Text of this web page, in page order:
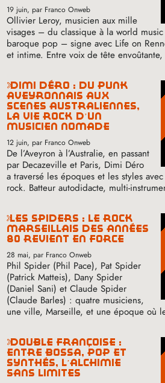
19 juin, par Franco Onweb
Ollivier Leroy, musicien aux mille
visages – du classique à la world
baroque pop – signe avec Life on
et intime. Entre voix de tête
dimi déro : du punk
aveyronnais aux
scènes australiennes,
la vie rock d’un
musicien nomade
12 juin, par Franco Onweb
De l’Aveyron à l’Australie, en passant
par Decazeville et Paris, Dimi Déro
a traversé les époques et les styles
rock. Batteur autodidacte, multi-
les spiders : le rock
marseillais des années
80 revient en force
28 mai, par Franco Onweb
Phil Spider (Phil Pace), Pat Spider
(Patrick Matteis), Dany Spider
(Daniel Sani) et Claude Spider
(Claude Barles) : quatre musiciens,
une ville, Marseille, et une époque où
double françoise :
entre bossa, pop et
synthés, l’alchimie
sans limites